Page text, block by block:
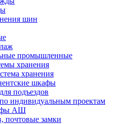
шин
промышленные
хранения
хранения
шкафы
подъездов
индивидуальным проектам
АШ
почтовые замки